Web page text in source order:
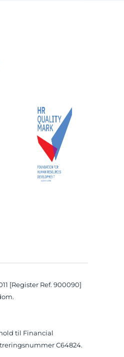
[Register Ref. 900090]
til Financial
C64824.